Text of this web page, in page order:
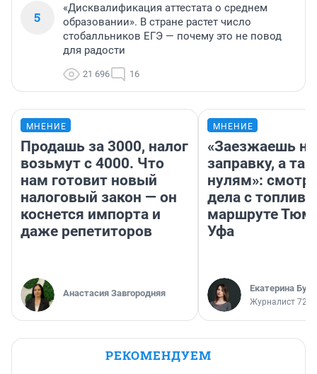
5
«Дисквалификация аттестата о среднем
образовании». В стране растет число
стобалльников ЕГЭ — почему это не повод
для радости
21 696 16
МНЕНИЕ
Продашь за 3000, налог
возьмут с 4000. Что
нам готовит новый
налоговый закон — он
коснется импорта и
даже репетиторов
Анастасия Завгородняя
МНЕНИЕ
«Заезжаешь на
заправку, а
нулям»:
дела с
маршруте
Уфа
Екатерина
Журналист
РЕКОМЕНДУЕМ